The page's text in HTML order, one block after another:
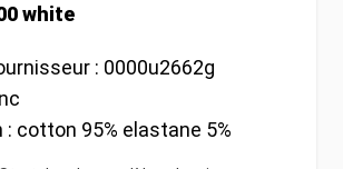
white
: 0000u2662g
: cotton 95% elastane 5%